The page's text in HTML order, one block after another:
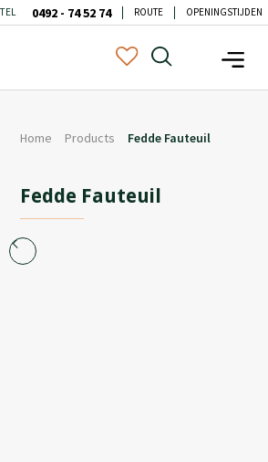
TEL 0492 - 74 52 74 ROUTE OPENINGSTIJDEN
Home Products Fedde Fauteuil
Fedde Fauteuil